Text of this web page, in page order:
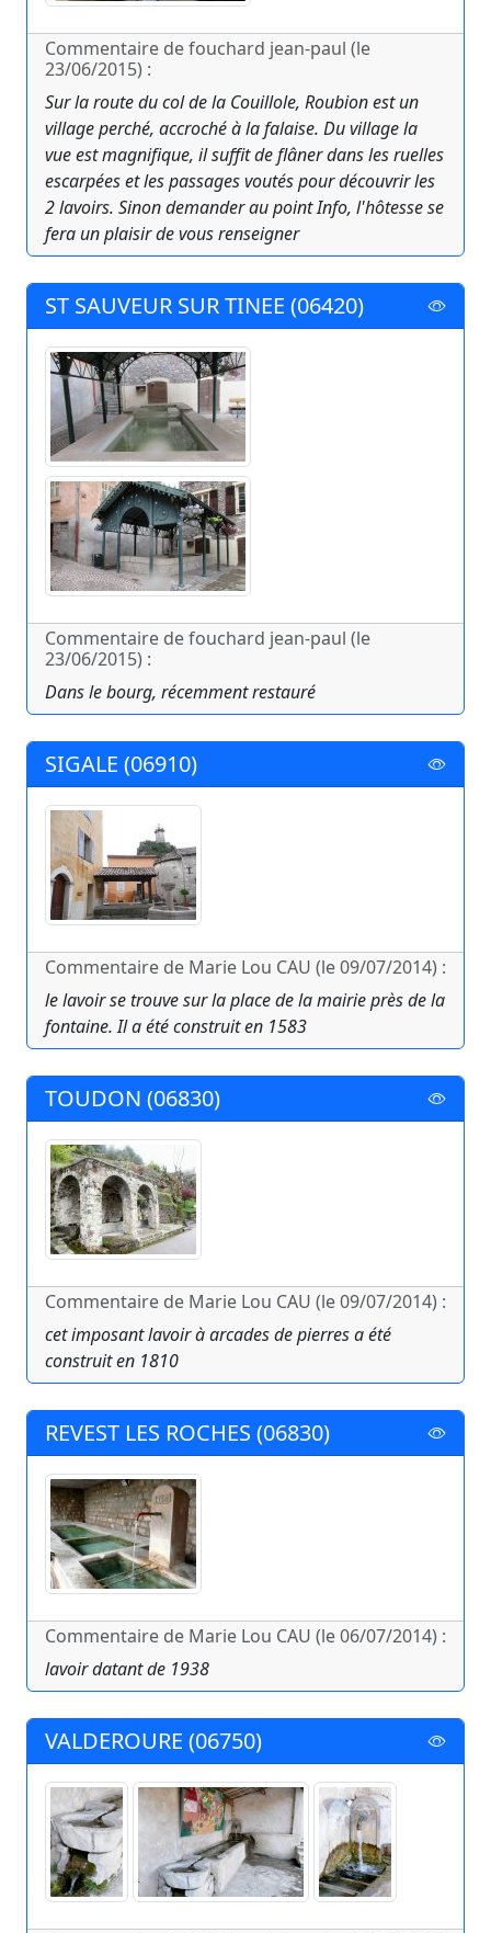
Commentaire de fouchard jean-paul (le
23/06/2015) :
Sur la route du col de la Couillole, Roubion est un
village perché, accroché à la falaise. Du village la
vue est magnifique, il suffit de flâner dans les ruelles
escarpées et les passages voutés pour découvrir les
2 lavoirs. Sinon demander au point Info, l'hôtesse se
fera un plaisir de vous renseigner
ST SAUVEUR SUR TINEE (06420)
Commentaire de fouchard jean-paul (le
23/06/2015) :
Dans le bourg, récemment restauré
SIGALE (06910)
Commentaire de Marie Lou CAU (le 09/07/2014) :
le lavoir se trouve sur la place de la mairie près de la
fontaine. Il a été construit en 1583
TOUDON (06830)
Commentaire de Marie Lou CAU (le 09/07/2014) :
cet imposant lavoir à arcades de pierres a été
construit en 1810
REVEST LES ROCHES (06830)
Commentaire de Marie Lou CAU (le 06/07/2014) :
lavoir datant de 1938
VALDEROURE (06750)